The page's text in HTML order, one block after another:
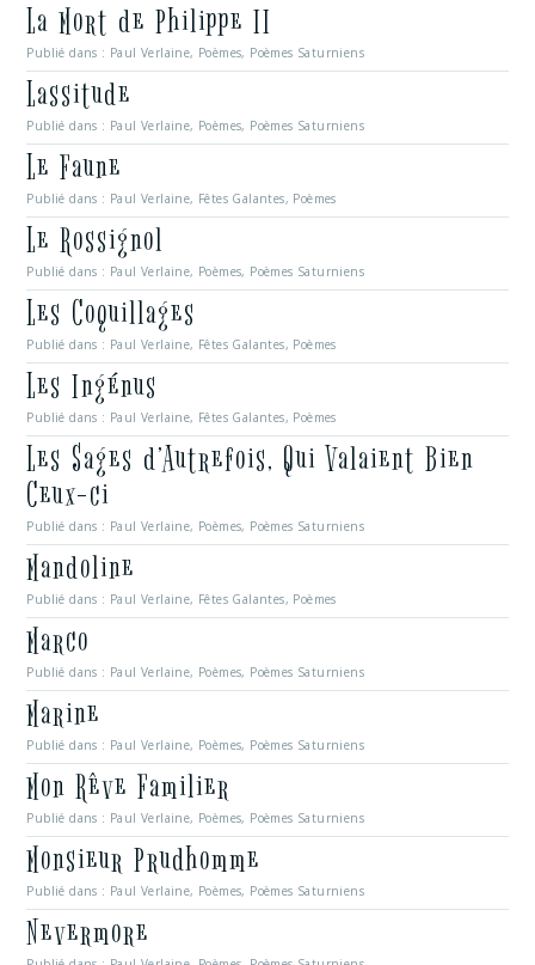
La Mort de Philippe II
Publié dans : Paul Verlaine, Poèmes, Poèmes Saturniens
Lassitude
Publié dans : Paul Verlaine, Poèmes, Poèmes Saturniens
Le Faune
Publié dans : Paul Verlaine, Fêtes Galantes, Poèmes
Le Rossignol
Publié dans : Paul Verlaine, Poèmes, Poèmes Saturniens
Les Coquillages
Publié dans : Paul Verlaine, Fêtes Galantes, Poèmes
Les Ingénus
Publié dans : Paul Verlaine, Fêtes Galantes, Poèmes
Les Sages d’Autrefois, Qui Valaient Bien
Ceux-ci
Publié dans : Paul Verlaine, Poèmes, Poèmes Saturniens
Mandoline
Publié dans : Paul Verlaine, Fêtes Galantes, Poèmes
Marco
Publié dans : Paul Verlaine, Poèmes, Poèmes Saturniens
Marine
Publié dans : Paul Verlaine, Poèmes, Poèmes Saturniens
Mon Rêve Familier
Publié dans : Paul Verlaine, Poèmes, Poèmes Saturniens
Monsieur Prudhomme
Publié dans : Paul Verlaine, Poèmes, Poèmes Saturniens
Nevermore